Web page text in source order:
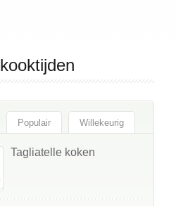
kooktijden
Populair Willekeurig
Tagliatelle koken